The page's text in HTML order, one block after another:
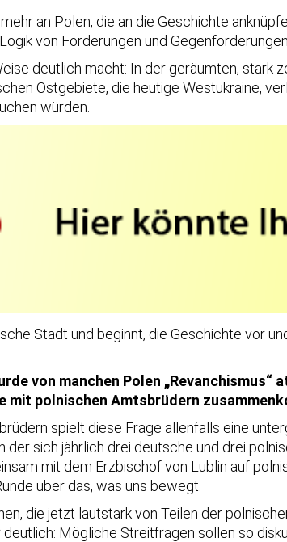
an Polen, die an die Geschichte
von Forderungen und
deutlich macht: In der geräumten,
Ostgebiete, die heutige Westukraine,
würden.
Stadt und beginnt, die Geschichte vor
von manchen Polen
polnischen Amtsbrüdern
spielt diese Frage allenfalls eine
sich jährlich drei deutsche und drei
mit dem Erzbischof von Lublin auf
über das, was uns bewegt.
die jetzt lautstark von Teilen der
Mögliche Streitfragen sollen so